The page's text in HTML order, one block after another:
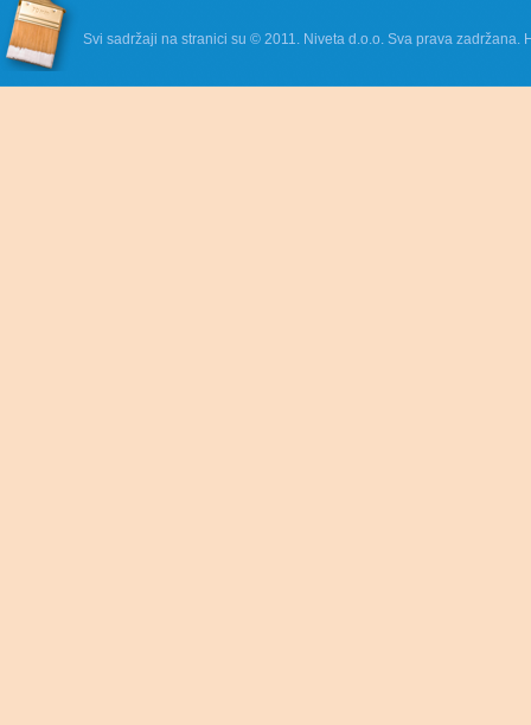
Svi sadržaji na stranici su © 2011. Niveta d.o.o. Sva prava zadržana.